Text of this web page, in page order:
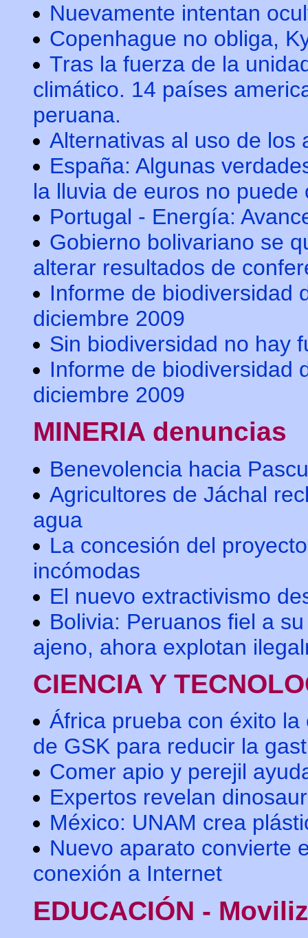
Nuevamente intentan
Copenhague no obliga,
Tras la fuerza de la
climático. 14 países
peruana.
Alternativas al uso de los
España: Algunas
la lluvia de euros no puede
Portugal - Energía:
Gobierno bolivariano se
alterar resultados de
Informe de biodiversidad
diciembre 2009
Sin biodiversidad no hay
Informe de biodiversidad
diciembre 2009
MINERIA denuncias
Benevolencia hacia
Agricultores de Jáchal
agua
La concesión del
incómodas
El nuevo extractivismo
Bolivia: Peruanos fiel a
ajeno, ahora explotan
CIENCIA Y
África prueba con éxito
de GSK para reducir la
Comer apio y perejil
Expertos revelan
México: UNAM crea
Nuevo aparato convierte
conexión a Internet
EDUCACIÓN -